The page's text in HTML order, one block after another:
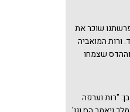
מדי שאלות על
א פרק יא)
של רשע
ו"גילה" לנו
שוכר את
ורות המואביה
שצמחו
בתחילת
אפרתי -
"רות וערפה